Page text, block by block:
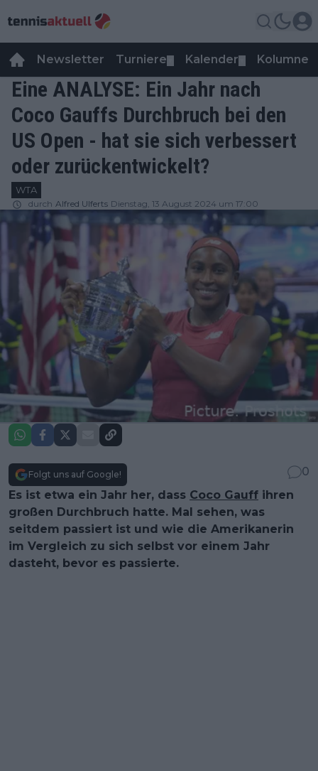
Newsletter Turniere Kalender Kolumnen
Eine ANALYSE: Ein Jahr nach
Coco Gauffs Durchbruch bei den
US Open - hat sie sich verbessert
oder zurückentwickelt?
WTA
durch Alfred Ulferts Dienstag, 13 August 2024 um 17:00
Folgt uns auf Google!
0
Es ist etwa ein Jahr her, dass Coco Gauff ihren
großen Durchbruch hatte. Mal sehen, was
seitdem passiert ist und wie die Amerikanerin
im Vergleich zu sich selbst vor einem Jahr
dasteht, bevor es passierte.